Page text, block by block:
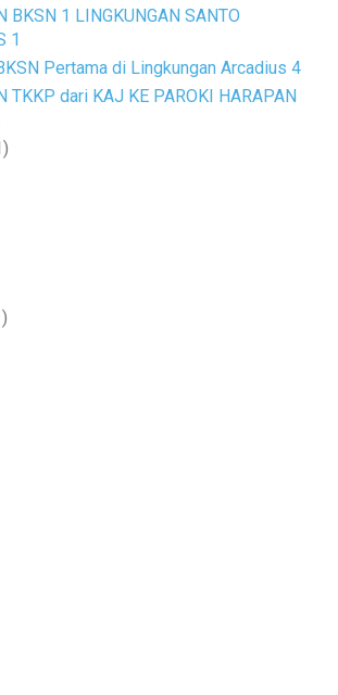
BKSN 1 LINGKUNGAN SANTO
1
Pertama di Lingkungan Arcadius 4
TKKP dari KAJ KE PAROKI HARAPAN